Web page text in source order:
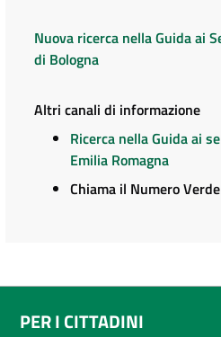
Nuova ricerca nella Guida ai
di Bologna
Altri canali di informazione
Ricerca nella Guida ai
Emilia Romagna
Chiama il Numero
PER I CITTADINI